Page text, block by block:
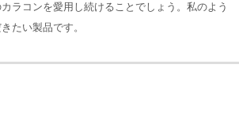
ラコンを愛用し続けることでしょう。私のよう
たい製品です。